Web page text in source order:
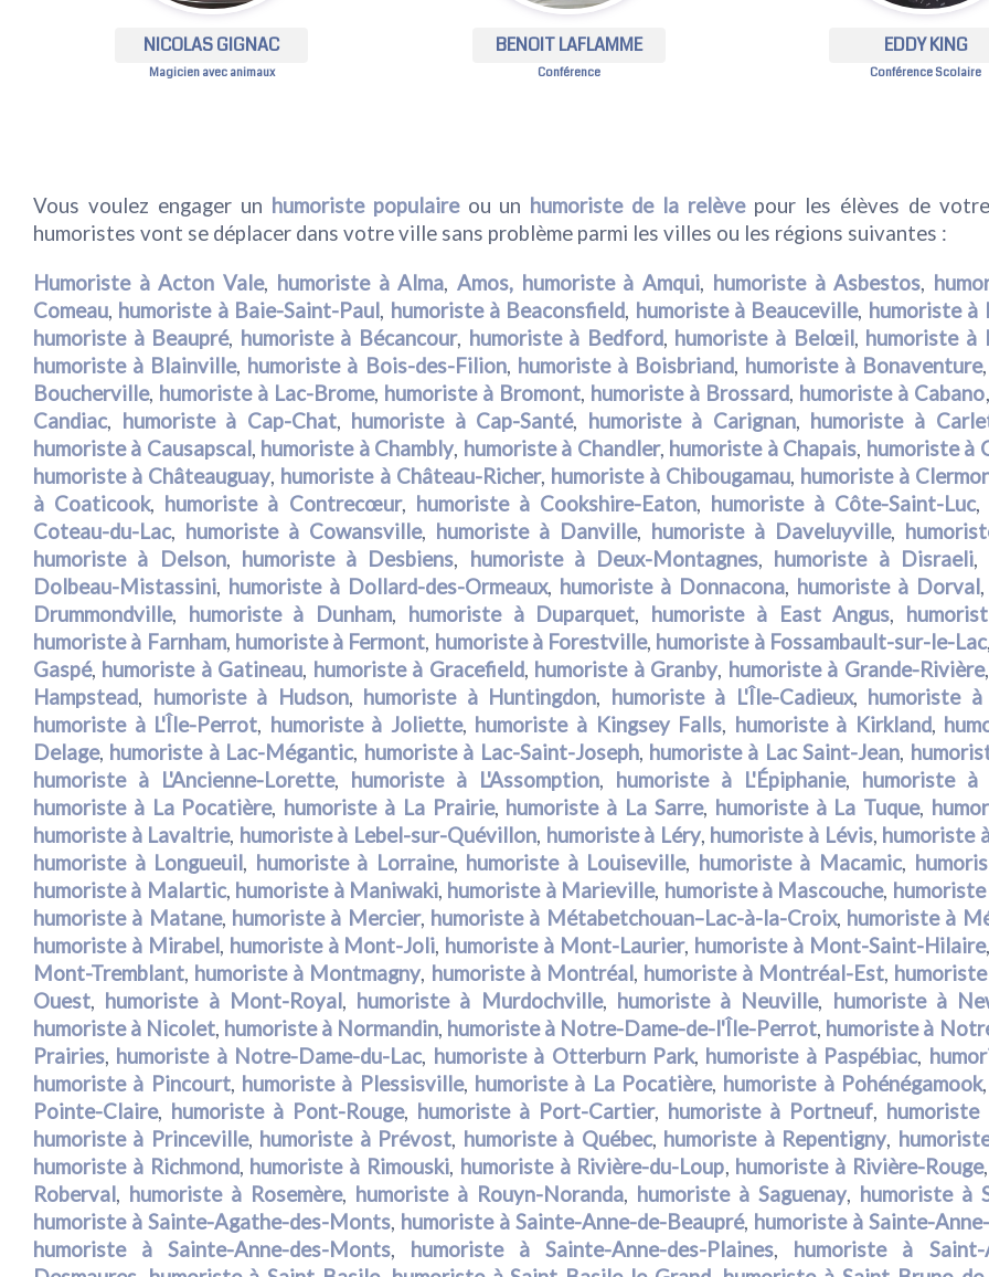
NICOLAS GIGNAC
Magicien avec animaux
BENOIT LAFLAMME
Conférence
EDDY KING
Conférence Scolaire
Vous voulez engager un humoriste populaireou un humoriste de la relèvepour les élèves de
humoristes vont se déplacer dans votre ville sans problème parmi les villes ou les régions suivantes :
Humoriste à Acton Vale, humoriste à Alma,Amos, humoriste à Amqui, humoriste à Asbestos,
Comeau, humoriste à Baie-Saint-Paul, humoriste à Beaconsfield, humoriste à Beauceville, humoriste à
humoriste à Beaupré, humoriste à Bécancour, humoriste à Bedford, humoriste à Belœil, humoriste à
humoriste à Blainville, humoriste à Bois-des-Filion, humoriste à Boisbriand, humoriste à Bonaventure
Boucherville, humoriste à Lac-Brome, humoriste à Bromont, humoriste à Brossard, humoriste à Cabano
Candiac, humoriste à Cap-Chat, humoriste à Cap-Santé, humoriste à Carignan, humoriste à
humoriste à Causapscal, humoriste à Chambly, humoriste à Chandler, humoriste à Chapais, humoriste à
humoriste à Châteauguay, humoriste à Château-Richer, humoriste à Chibougamau, humoriste à
à Coaticook, humoriste à Contrecœur, humoriste à Cookshire-Eaton, humoriste à Côte-Saint-Luc
Coteau-du-Lac, humoriste à Cowansville, humoriste à Danville, humoriste à Daveluyville,
humoriste à Delson, humoriste à Desbiens, humoriste à Deux-Montagnes, humoriste à Disraeli,
Dolbeau-Mistassini, humoriste à Dollard-des-Ormeaux, humoriste à Donnacona, humoriste à Dorval
Drummondville, humoriste à Dunham, humoriste à Duparquet, humoriste à East Angus,
humoriste à Farnham, humoriste à Fermont, humoriste à Forestville, humoriste à Fossambault-sur-le-Lac
Gaspé, humoriste à Gatineau, humoriste à Gracefield, humoriste à Granby, humoriste à Grande-Rivière
Hampstead, humoriste à Hudson, humoriste à Huntingdon, humoriste à L'Île-Cadieux, humoriste
humoriste à L'Île-Perrot, humoriste à Joliette, humoriste à Kingsey Falls, humoriste à Kirkland,
Delage, humoriste à Lac-Mégantic, humoriste à Lac-Saint-Joseph, humoriste à Lac Saint-Jean,
humoriste à L'Ancienne-Lorette, humoriste à L'Assomption, humoriste à L'Épiphanie, humoriste à
humoriste à La Pocatière, humoriste à La Prairie, humoriste à La Sarre, humoriste à La Tuque,
humoriste à Lavaltrie, humoriste à Lebel-sur-Quévillon, humoriste à Léry, humoriste à Lévis, humoriste
humoriste à Longueuil, humoriste à Lorraine, humoriste à Louiseville, humoriste à Macamic,
humoriste à Malartic, humoriste à Maniwaki, humoriste à Marieville, humoriste à Mascouche,
humoriste à Matane, humoriste à Mercier, humoriste à Métabetchouan–Lac-à-la-Croix, humoriste à
humoriste à Mirabel, humoriste à Mont-Joli, humoriste à Mont-Laurier, humoriste à Mont-Saint-Hilaire
Mont-Tremblant, humoriste à Montmagny, humoriste à Montréal, humoriste à Montréal-Est,
Ouest, humoriste à Mont-Royal, humoriste à Murdochville, humoriste à Neuville, humoriste à
humoriste à Nicolet, humoriste à Normandin, humoriste à Notre-Dame-de-l'Île-Perrot, humoriste à
Prairies, humoriste à Notre-Dame-du-Lac, humoriste à Otterburn Park, humoriste à Paspébiac,
humoriste à Pincourt, humoriste à Plessisville, humoriste à La Pocatière, humoriste à Pohénégamook
Pointe-Claire, humoriste à Pont-Rouge, humoriste à Port-Cartier, humoriste à Portneuf, humoriste
humoriste à Princeville, humoriste à Prévost, humoriste à Québec, humoriste à Repentigny,
humoriste à Richmond, humoriste à Rimouski, humoriste à Rivière-du-Loup, humoriste à Rivière-Rouge
Roberval, humoriste à Rosemère, humoriste à Rouyn-Noranda, humoriste à Saguenay, humoriste à
humoriste à Sainte-Agathe-des-Monts, humoriste à Sainte-Anne-de-Beaupré, humoriste à Sainte-
humoriste à Sainte-Anne-des-Monts, humoriste à Sainte-Anne-des-Plaines, humoriste à Saint-